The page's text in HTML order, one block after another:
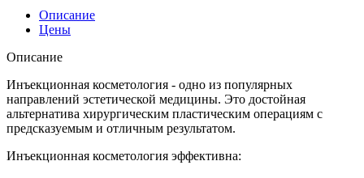
Описание
Цены
Описание
Инъекционная косметология - одно из популярных
направлений эстетической медицины. Это достойная
альтернатива хирургическим пластическим операциям с
предсказуемым и отличным результатом.
Инъекционная косметология эффективна: